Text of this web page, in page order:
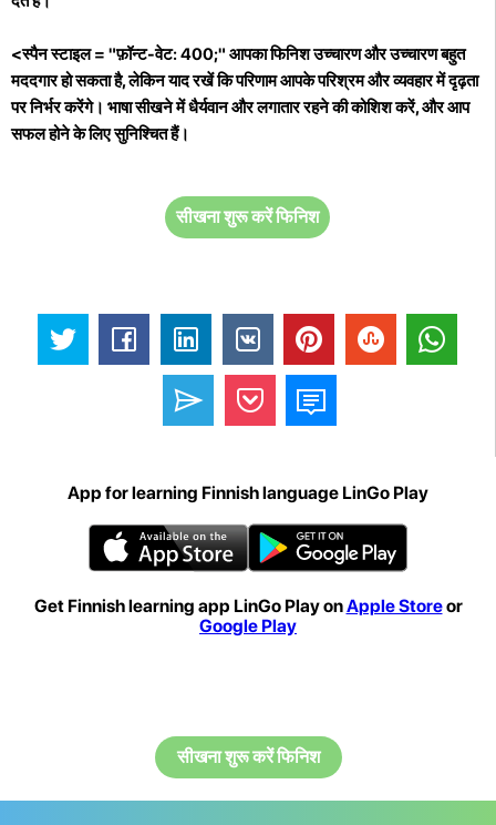
<स्पैन स्टाइल = "फ़ॉन्ट-वेट: 400;" आपका फिनिश उच्चारण और उच्चारण बहुत
मददगार हो सकता है, लेकिन याद रखें कि परिणाम आपके परिश्रम और व्यवहार में दृढ़ता
पर निर्भर करेंगे। भाषा सीखने में धैर्यवान और लगातार रहने की कोशिश करें, और आप
सफल होने के लिए सुनिश्चित हैं।
सीखना शुरू करें फिनिश
App for learning Finnish language LinGo Play
Get Finnish learning app LinGo Play onApple Storeor
Google Play
सीखना शुरू करें फिनिश